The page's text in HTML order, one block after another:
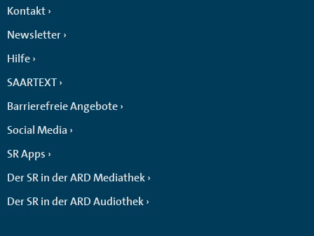
Kontakt
Newsletter
Hilfe
SAARTEXT
Barrierefreie Angebote
Social Media
SR Apps
Der SR in der ARD Mediathek
Der SR in der ARD Audiothek